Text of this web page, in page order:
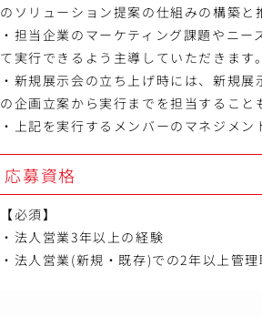
のソリューション提案の仕組みの構築と
・担当企業のマーケティング課題やニ
て実行できるよう主導していただきます。
・新規展示会の立ち上げ時には、新規
の企画立案から実行までを担当すること
・上記を実行するメンバーのマネジメン
応募資格
【必須】
・法人営業3年以上の経験
・法人営業(新規・既存)での2年以上管